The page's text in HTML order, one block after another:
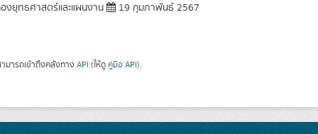
งยุทธศาสตร์และแผนงาน 19 กุมภาพันธ์ 2567
มารถเข้าถึงคลังทาง API (ให้ดู คู่มือ API).